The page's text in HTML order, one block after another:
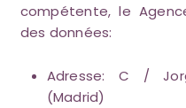
compétente, le
des données:
Adresse: C /
(Madrid)